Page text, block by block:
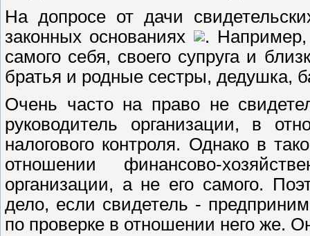
На допросе от дачи
законных основаниях
. Например,
самого себя, своего супруга и
братья и родные сестры, дедушка,
Очень часто на право не
руководитель организации, в
налогового контроля. Однако в
отношении финансово-
организации, а не его самого.
дело, если свидетель -
по проверке в отношении него же.